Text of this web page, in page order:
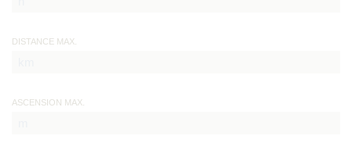
DISTANCE MAX.
ASCENSION MAX.